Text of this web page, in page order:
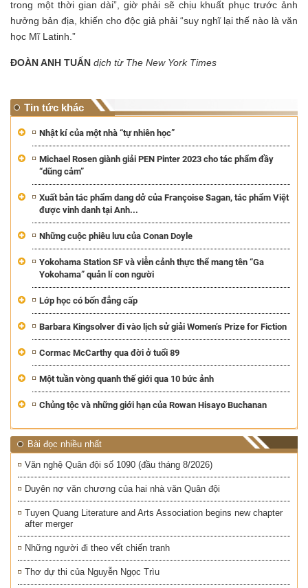
trong một thời gian dài”, giờ phải sẽ chịu khuất phục trước ảnh
hưởng bản địa, khiến cho độc giả phải “suy nghĩ lại thế nào là văn
học Mĩ Latinh.”
ĐOÀN ANH TUẤN dịch từ The New York Times
Tin tức khác
Nhật kí của một nhà “tự nhiên học”
Michael Rosen giành giải PEN Pinter 2023 cho tác phẩm đầy
“dũng cảm”
Xuất bản tác phẩm dang dở của Françoise Sagan, tác phẩm Việt
được vinh danh tại Anh...
Những cuộc phiêu lưu của Conan Doyle
Yokohama Station SF và viễn cảnh thực thể mang tên “Ga
Yokohama” quản lí con người
Lớp học có bốn đẳng cấp
Barbara Kingsolver đi vào lịch sử giải Women’s Prize for Fiction
Cormac McCarthy qua đời ở tuổi 89
Một tuần vòng quanh thế giới qua 10 bức ảnh
Chủng tộc và những giới hạn của Rowan Hisayo Buchanan
Bài đọc nhiều nhất
Văn nghệ Quân đội số 1090 (đầu tháng 8/2026)
Duyên nợ văn chương của hai nhà văn Quân đội
Tuyen Quang Literature and Arts Association begins new chapter
after merger
Những người đi theo vết chiến tranh
Thơ dự thi của Nguyễn Ngọc Trìu